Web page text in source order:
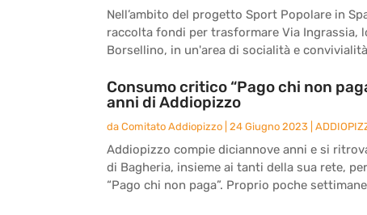
Nell’ambito del progetto Sport Popolare in
raccolta fondi per trasformare Via Ingrassia,
Borsellino, in un'area di socialità e
Consumo critico “Pago chi non
anni di Addiopizzo
da Comitato Addiopizzo 24 Giugno 2023
Addiopizzo compie diciannove anni e si
di Bagheria, insieme ai tanti della sua rete,
“Pago chi non paga”. Proprio poche